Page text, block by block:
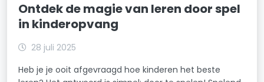
Ontdek de magie van leren door spel
in kinderopvang
28 juli 2025
Heb je je ooit afgevraagd hoe kinderen het beste